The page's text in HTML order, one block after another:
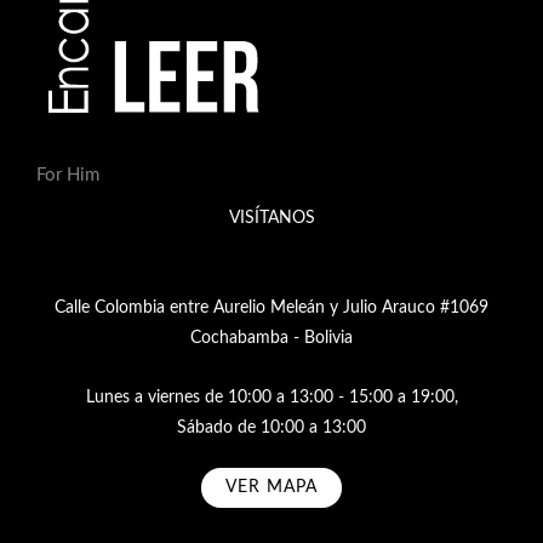
For Him
VISÍTANOS
Calle Colombia entre Aurelio Meleán y Julio Arauco #1069
Cochabamba - Bolivia
Lunes a viernes de 10:00 a 13:00 - 15:00 a 19:00,
Sábado de 10:00 a 13:00
VER MAPA